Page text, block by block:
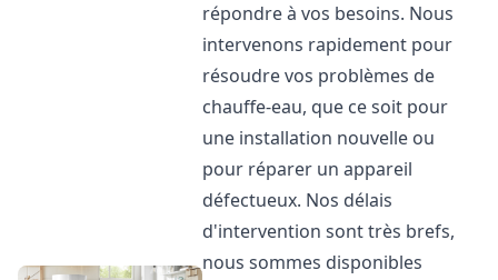
répondre à vos besoins. Nous
intervenons rapidement pour
résoudre vos problèmes de
chauffe-eau, que ce soit pour
une installation nouvelle ou
pour réparer un appareil
défectueux. Nos délais
d'intervention sont très brefs,
nous sommes disponibles